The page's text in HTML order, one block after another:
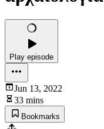
Play episode
Jun 13, 2022
33 mins
Bookmarks